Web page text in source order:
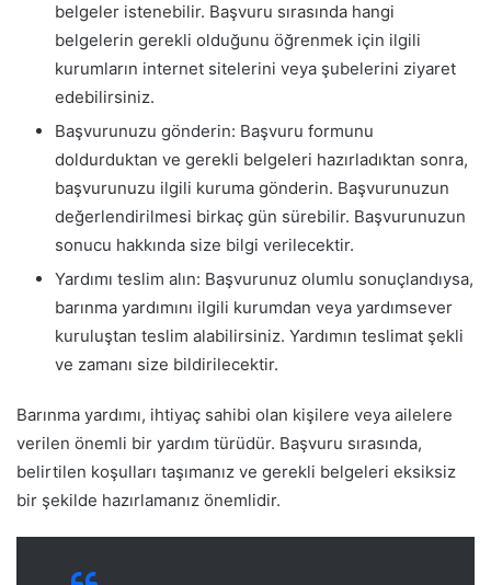
belgeler istenebilir. Başvuru sırasında hangi
belgelerin gerekli olduğunu öğrenmek için ilgili
kurumların internet sitelerini veya şubelerini ziyaret
edebilirsiniz.
Başvurunuzu gönderin: Başvuru formunu
doldurduktan ve gerekli belgeleri hazırladıktan sonra,
başvurunuzu ilgili kuruma gönderin. Başvurunuzun
değerlendirilmesi birkaç gün sürebilir. Başvurunuzun
sonucu hakkında size bilgi verilecektir.
Yardımı teslim alın: Başvurunuz olumlu sonuçlandıysa,
barınma yardımını ilgili kurumdan veya yardımsever
kuruluştan teslim alabilirsiniz. Yardımın teslimat şekli
ve zamanı size bildirilecektir.
Barınma yardımı, ihtiyaç sahibi olan kişilere veya ailelere
verilen önemli bir yardım türüdür. Başvuru sırasında,
belirtilen koşulları taşımanız ve gerekli belgeleri eksiksiz
bir şekilde hazırlamanız önemlidir.